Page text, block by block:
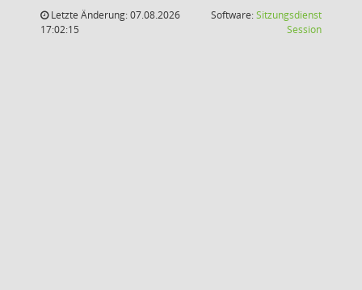
Letzte Änderung: 07.08.2026
17:02:15
Software:Sitzungsdienst
Session(Wird in